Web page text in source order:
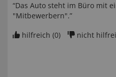
“Das Auto steht im Büro mit
"Mitbewerbern".”
hilfreich (0) nicht